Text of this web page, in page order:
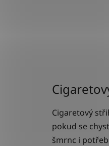
Cigaretový
pokud se
šmrnc i